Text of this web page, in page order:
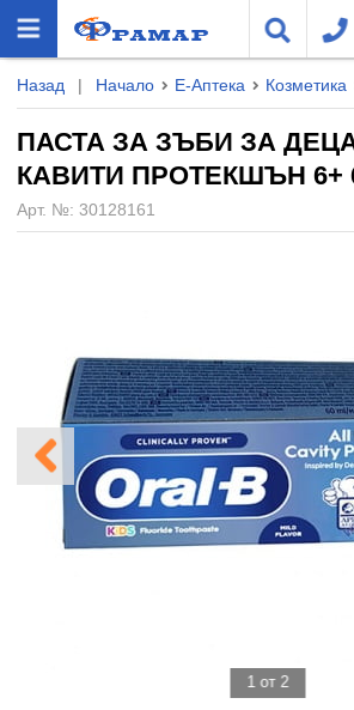
Назад | Начало Е-Аптека Козметика
ПАСТА ЗА ЗЪБИ ЗА
КАВИТИ ПРОТЕКШЪН 6+
Арт. №: 30128161
1 от 2